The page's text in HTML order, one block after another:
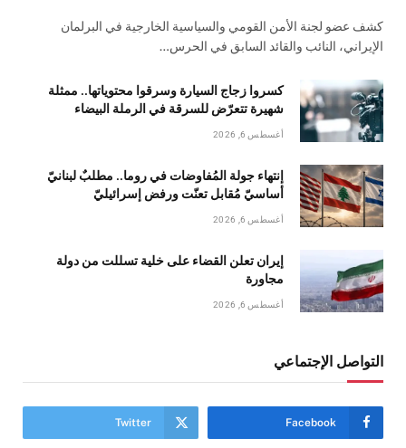
كشف عضو لجنة الأمن القومي والسياسية الخارجية في البرلمان
الإيراني، النائب والقائد السابق في الحرس…
كسروا زجاج السيارة وسرقوا محتوياتها.. ممثلة
شهيرة تتعرّض للسرقة في الرملة البيضاء
أغسطس 6, 2026
إنتهاء جولة المُفاوضات في روما.. مطلبٌ لبنانيّ
أساسيّ مُقابل تعنّت ورفض إسرائيليّ
أغسطس 6, 2026
إيران تعلن القضاء على خلية تسللت من دولة
مجاورة
أغسطس 6, 2026
التواصل الإجتماعي
Facebook
Twitter